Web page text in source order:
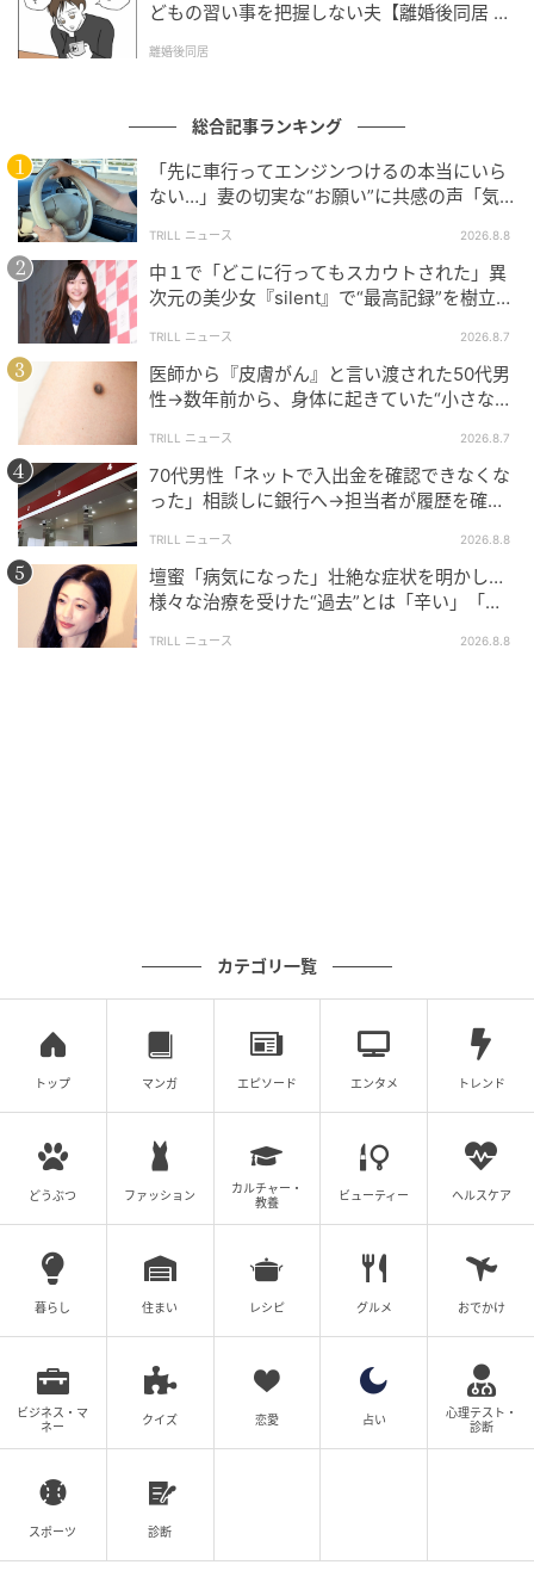
ブログ：はいどろ漫画（ はいどろ漫画 ）
#103 今の撤回しなさい！！
前の話 次の話を読む
第103話
録漫画を描いています。絵柄やネタが、昭和のギャ
グマンガのようだとよく言われます。
の記事をもっとみる
どもの習い事を把握しない夫【離婚後同居 Vo
離婚後同居
総合記事ランキング
「先に車行ってエンジンつけるの本当にいら
ない…」妻の切実な“お願い”に共感の声「気
TRILL ニュース 2026.8.8
中１で「どこに行ってもスカウトされた」異
次元の美少女『silent』で“最高記録”を樹立し
TRILL ニュース 2026.8.7
医師から『皮膚がん』と言い渡された50代男
性→数年前から、身体に起きていた“小さな異
TRILL ニュース 2026.8.7
70代男性「ネットで入出金を確認できなくな
った」相談しに銀行へ→担当者が履歴を確認
TRILL ニュース 2026.8.8
壇蜜「病気になった」壮絶な症状を明かし…
様々な治療を受けた“過去”とは「辛い」「苦
TRILL ニュース 2026.8.8
カテゴリ一覧
トップ マンガ エピソード エンタメ トレンド
どうぶつ ファッション
カルチャー・
教養
ビューティー ヘルスケア
暮らし 住まい レシピ グルメ おでかけ
ビジネス・マ
ネー
クイズ 恋愛 占い
心理テスト・
診断
スポーツ 診断